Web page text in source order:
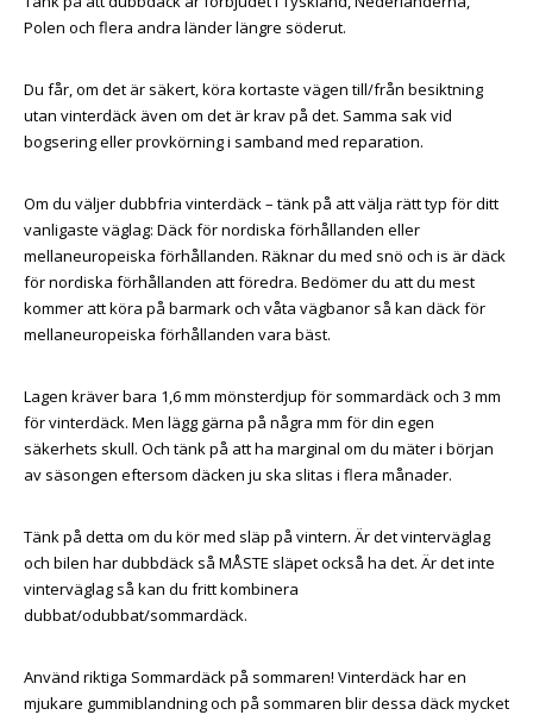
Polen och flera andra länder längre söderut.
Du får, om det är säkert, köra kortaste vägen till/från besiktning
utan vinterdäck även om det är krav på det. Samma sak vid
bogsering eller provkörning i samband med reparation.
Om du väljer dubbfria vinterdäck – tänk på att välja rätt typ för ditt
vanligaste väglag: Däck för nordiska förhållanden eller
mellaneuropeiska förhållanden. Räknar du med snö och is är däck
för nordiska förhållanden att föredra. Bedömer du att du mest
kommer att köra på barmark och våta vägbanor så kan däck för
mellaneuropeiska förhållanden vara bäst.
Lagen kräver bara 1,6 mm mönsterdjup för sommardäck och 3 mm
för vinterdäck. Men lägg gärna på några mm för din egen
säkerhets skull. Och tänk på att ha marginal om du mäter i början
av säsongen eftersom däcken ju ska slitas i flera månader.
Tänk på detta om du kör med släp på vintern. Är det vinterväglag
och bilen har dubbdäck så MÅSTE släpet också ha det. Är det inte
vinterväglag så kan du fritt kombinera
dubbat/odubbat/sommardäck.
Använd riktiga Sommardäck på sommaren! Vinterdäck har en
mjukare gummiblandning och på sommaren blir dessa däck mycket